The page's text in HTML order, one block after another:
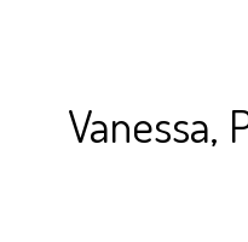
Vanessa,